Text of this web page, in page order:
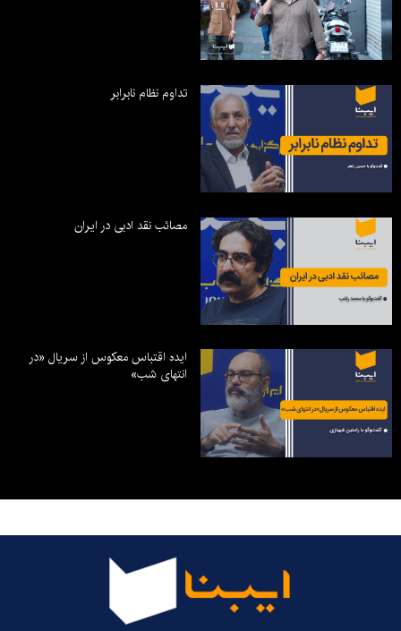
تداوم نظام نابرابر
مصائب نقد ادبی در ایران
ایده اقتباس معکوس از سریال «در
انتهای شب»